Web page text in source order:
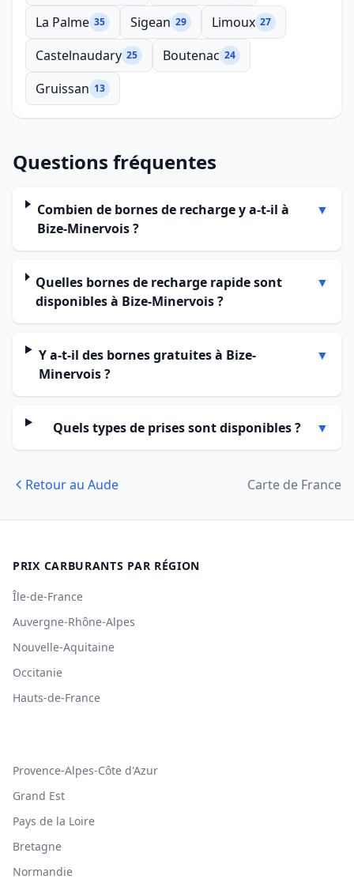
La Palme 35 Sigean 29 Limoux 27
Castelnaudary 25 Boutenac 24
Gruissan 13
Questions fréquentes
Combien de bornes de recharge y a-t-il à
Bize-Minervois ?
▼
Quelles bornes de recharge rapide sont
disponibles à Bize-Minervois ?
▼
Y a-t-il des bornes gratuites à Bize-
Minervois ?
▼
Quels types de prises sont disponibles ? ▼
Retour au Aude Carte de France
PRIX CARBURANTS PAR RÉGION
Île-de-France
Auvergne-Rhône-Alpes
Nouvelle-Aquitaine
Occitanie
Hauts-de-France
Provence-Alpes-Côte d'Azur
Grand Est
Pays de la Loire
Bretagne
Normandie